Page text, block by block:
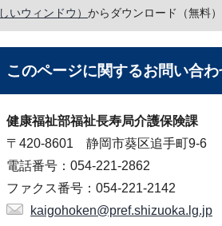
しいウィンドウ） からダウンロード（無料）
このページに関するお問い合わ
健康福祉部福祉長寿局介護保険課
〒420-8601 静岡市葵区追手町9-6
電話番号：054-221-2862
ファクス番号：054-221-2142
kaigohoken@pref.shizuoka.lg.jp